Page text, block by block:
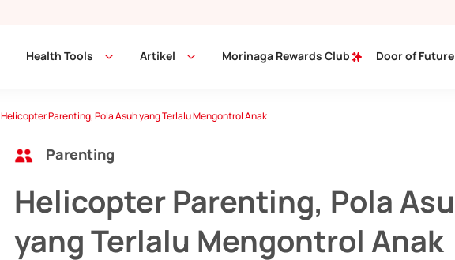
Health Tools Artikel Morinaga Rewards Club Door of Future
Helicopter Parenting, Pola Asuh yang Terlalu Mengontrol Anak
Parenting
Helicopter Parenting, Pola
yang Terlalu Mengontrol Anak